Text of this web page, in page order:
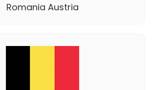
Romania Austria